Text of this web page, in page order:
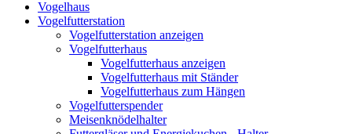
Vogelhaus
Vogelfutterstation
Vogelfutterstation anzeigen
Vogelfutterhaus
Vogelfutterhaus anzeigen
Vogelfutterhaus mit Ständer
Vogelfutterhaus zum Hängen
Vogelfutterspender
Meisenknödelhalter